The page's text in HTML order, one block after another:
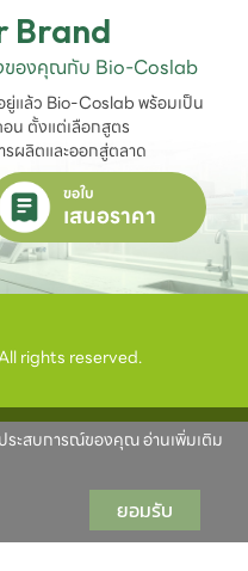
Brand
งของคุณกับ Bio-Coslab
ยู่แล้ว Bio-Coslab พร้อมเป็น
ตั้งแต่เลือกสูตร
ลิตและออกสู่ตลาด
ขอใบ
เสนอราคา
rights reserved.
ประสบการณ์ของคุณ อ่านเพิ่มเติม
ยอมรับ